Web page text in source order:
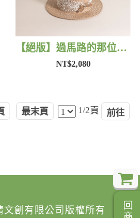
【絕版】過馬路的那位女孩 | 藺子X好煩小姐
NT$2,080
最末頁 1/2頁
創有限公司版權所有